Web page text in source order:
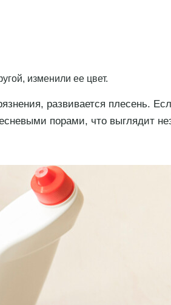
изменили ее цвет.
развивается плесень.
порами, что выглядит